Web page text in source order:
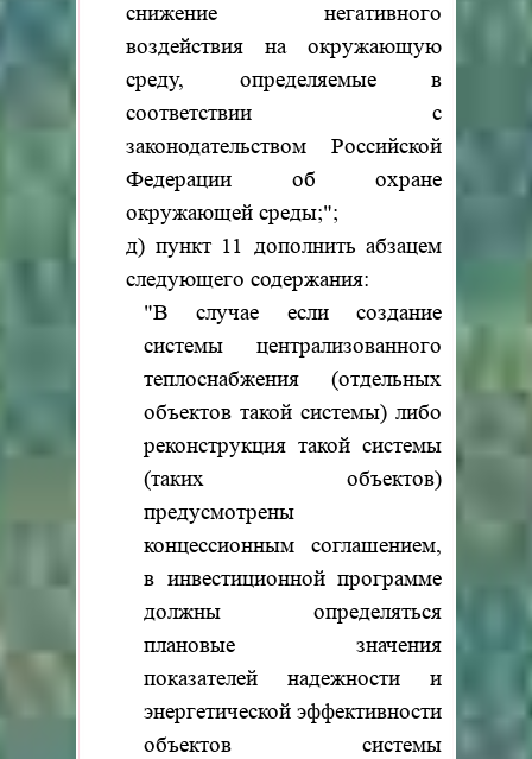
снижение негативного
воздействия на окружающую
среду, определяемые в
соответствии с
законодательством Российской
Федерации об охране
окружающей среды;";
д) пункт 11 дополнить абзацем
следующего содержания:
"В случае если создание
системы централизованного
теплоснабжения (отдельных
объектов такой системы) либо
реконструкция такой системы
(таких объектов)
предусмотрены
концессионным соглашением,
в инвестиционной программе
должны определяться
плановые значения
показателей надежности и
энергетической эффективности
объектов системы